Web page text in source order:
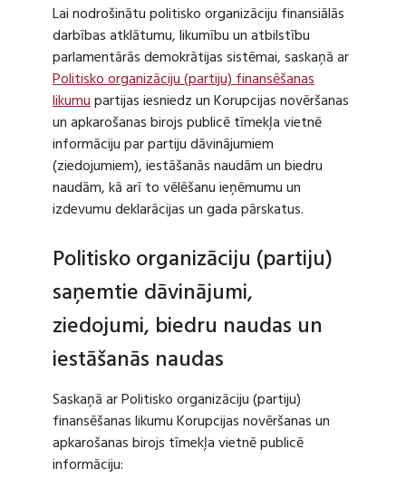
Lai nodrošinātu politisko organizāciju finansiālās
darbības atklātumu, likumību un atbilstību
parlamentārās demokrātijas sistēmai, saskaņā ar
Politisko organizāciju (partiju) finansēšanas
likumupartijas iesniedz un Korupcijas novēršanas
un apkarošanas birojs publicē tīmekļa vietnē
informāciju par partiju dāvinājumiem
(ziedojumiem), iestāšanās naudām un biedru
naudām, kā arī to vēlēšanu ieņēmumu un
izdevumu deklarācijas un gada pārskatus.
Politisko organizāciju (partiju)
saņemtie dāvinājumi,
ziedojumi, biedru naudas un
iestāšanās naudas
Saskaņā ar Politisko organizāciju (partiju)
finansēšanas likumu Korupcijas novēršanas un
apkarošanas birojs tīmekļa vietnē publicē
informāciju: